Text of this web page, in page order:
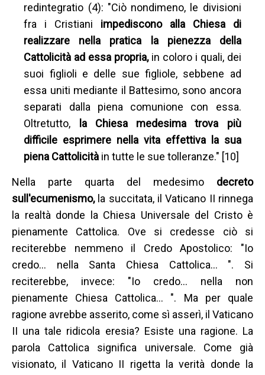
redintegratio (4): "Ciò nondimeno, le divisioni
fra i Cristiani impediscono alla Chiesa di
realizzare nella pratica la pienezza della
Cattolicità ad essa propria, in coloro i quali, dei
suoi figlioli e delle sue figliole, sebbene ad
essa uniti mediante il Battesimo, sono ancora
separati dalla piena comunione con essa.
Oltretutto, la Chiesa medesima trova più
difficile esprimere nella vita effettiva la sua
piena Cattolicità in tutte le sue tolleranze." [10]
Nella parte quarta del medesimo decreto
sull'ecumenismo,la succitata, il Vaticano II rinnega
la realtà donde la Chiesa Universale del Cristo è
pienamente Cattolica. Ove si credesse ciò si
reciterebbe nemmeno il Credo Apostolico: "Io
credo… nella Santa Chiesa Cattolica… ". Si
reciterebbe, invece: "Io credo… nella non
pienamente Chiesa Cattolica… ". Ma per quale
ragione avrebbe asserito, come sì asserì, il Vaticano
II una tale ridicola eresia? Esiste una ragione. La
parola Cattolica significa universale. Come già
visionato, il Vaticano II rigetta la verità donde la